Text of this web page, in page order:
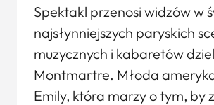
Spektakl przenosi widzów w
najsłynniejszych paryskich
muzycznych i kabaretów
Montmartre. Młoda
Emily, która marzy o tym, by